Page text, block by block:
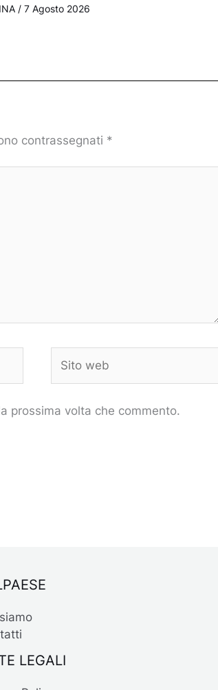
/ 7 Agosto 2026
contrassegnati *
web
prossima volta che commento.
LEGALI